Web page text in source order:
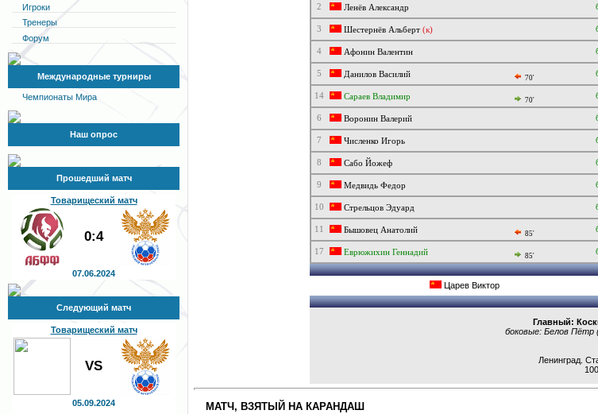
Игроки
Тренеры
Форум
Международные турниры
Чемпионаты Мира
Наш опрос
Прошедший матч
Товарищеский матч
0:4
07.06.2024
Следующий матч
Товарищеский матч
VS
05.09.2024
2 Ленёв Александр
3 Шестернёв Альберт (к)
4 Афонин Валентин
5 Данилов Василий 70'
14 Сараев Владимир 70'
6 Воронин Валерий
7 Численко Игорь
8 Сабо Йожеф
9 Медвидь Федор
10 Стрельцов Эдуард
11 Бышовец Анатолий 85'
17 Еврюжихин Геннадий 85'
Царев Виктор
Главный:
боковые: Белов
Ленинград.
МАТЧ, ВЗЯТЫЙ НА КАРАНДАШ